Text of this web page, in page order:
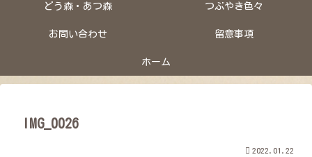
どう森・あつ森 つぶやき色々
お問い合わせ 留意事項
ホーム
IMG_0026
2022.01.22